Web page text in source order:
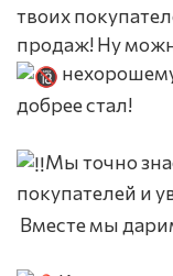
твоих
продаж! Ну
добрее стал!
Мы точно
покупателей и
Вместе мы